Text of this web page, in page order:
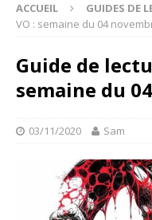
ACCUEIL GUIDES DE
VO : semaine du 04
Guide de
semaine du
03/11/2020 Sam